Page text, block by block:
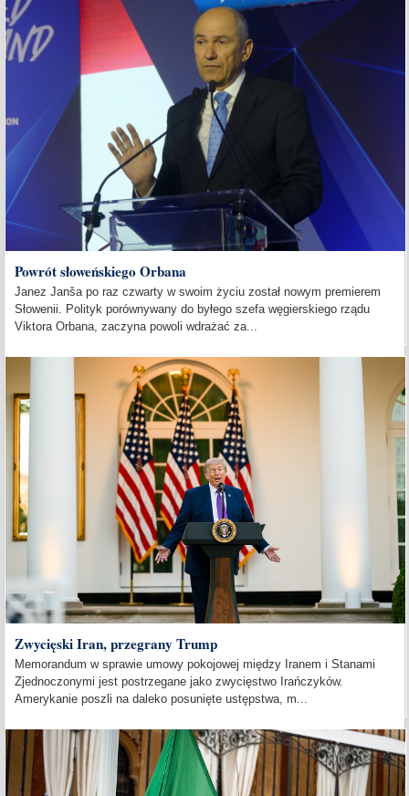
Powrót słoweńskiego Orbana
Janez Janša po raz czwarty w swoim życiu został nowym premierem
Słowenii. Polityk porównywany do byłego szefa węgierskiego rządu
Viktora Orbana, zaczyna powoli wdrażać za...
Zwycięski Iran, przegrany Trump
Memorandum w sprawie umowy pokojowej między Iranem i Stanami
Zjednoczonymi jest postrzegane jako zwycięstwo Irańczyków.
Amerykanie poszli na daleko posunięte ustępstwa, m...